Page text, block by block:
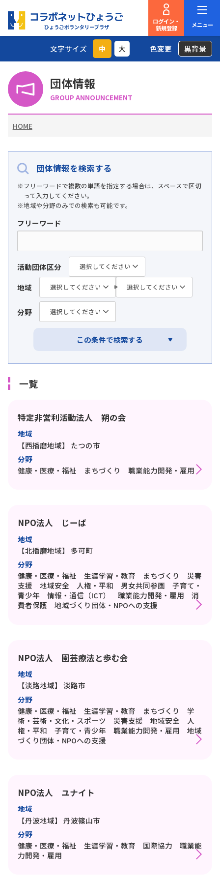
ログイン・
新規登録
メニュー
文字サイズ 中 大 色変更 黒背景
団体情報
GROUP ANNOUNCEMENT
HOME
団体情報を検索する
フリーワードで複数の単語を指定する場合は、 スペースで区切
って入力してください。
地域や分野のみでの検索も可能です。
フリーワード
活動団体区分
地域
分野
この条件で検索する
一覧
特定非営利活動法人 朔の会
地域
【西播磨地域】
たつの市
分野
健康・医療・福祉 まちづくり 職業能力開発・雇用
NPO法人 じーば
地域
【北播磨地域】
多可町
分野
健康・医療・福祉 生涯学習・教育 まちづくり 災害
支援 地域安全 人権・平和 男女共同参画 子育て・
青少年 情報・通信（ICT） 職業能力開発・雇用 消
費者保護 地域づくり団体・NPOへの支援
NPO法人 園芸療法と歩む会
地域
【淡路地域】
淡路市
分野
健康・医療・福祉 生涯学習・教育 まちづくり 学
術・芸術・文化・スポーツ 災害支援 地域安全 人
権・平和 子育て・青少年 職業能力開発・雇用 地域
づくり団体・NPOへの支援
NPO法人 ユナイト
地域
【丹波地域】
丹波篠山市
分野
健康・医療・福祉 生涯学習・教育 国際協力 職業能
力開発・雇用